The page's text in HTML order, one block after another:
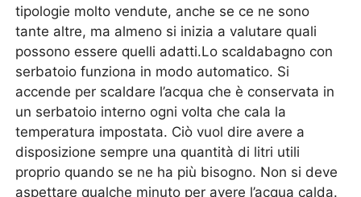
tipologie molto vendute, anche se ce ne sono
tante altre, ma almeno si inizia a valutare quali
possono essere quelli adatti.Lo scaldabagno con
serbatoio funziona in modo automatico. Si
accende per scaldare l’acqua che è conservata in
un serbatoio interno ogni volta che cala la
temperatura impostata. Ciò vuol dire avere a
disposizione sempre una quantità di litri utili
proprio quando se ne ha più bisogno. Non si deve
aspettare qualche minuto per avere l’acqua calda.